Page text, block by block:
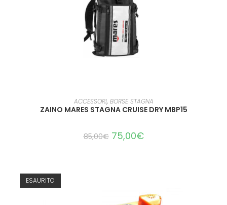
LEGGI TUTTO
ACCESSORI, BORSE STAGNA
ZAINO MARES STAGNA CRUISE DRY MBP15
85,00€ 75,00€
ESAURITO